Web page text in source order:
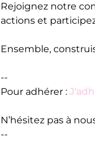
Rejoignez notre
actions et
Ensemble,
--
Pour adhérer :
N’hésitez pas à
--